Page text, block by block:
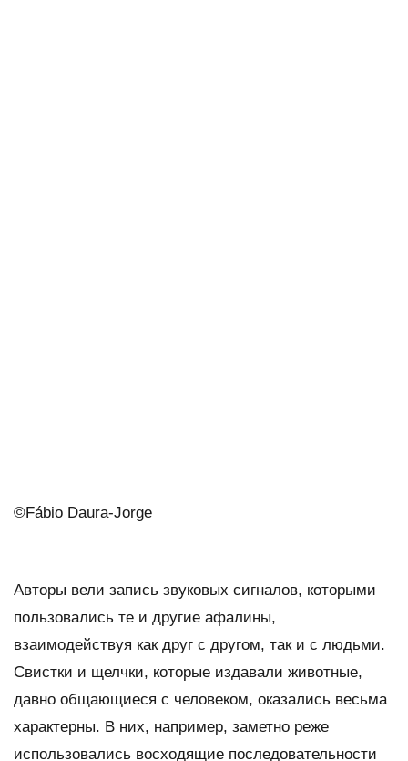
©Fábio Daura-Jorge
Авторы вели запись звуковых сигналов, которыми
пользовались те и другие афалины,
взаимодействуя как друг с другом, так и с людьми.
Свистки и щелчки, которые издавали животные,
давно общающиеся с человеком, оказались весьма
характерны. В них, например, заметно реже
использовались восходящие последовательности